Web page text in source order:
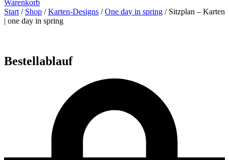
Warenkorb
Start / Shop /Karten-Designs /One day in spring / Sitzplan – Karten
| one day in spring
Bestellablauf